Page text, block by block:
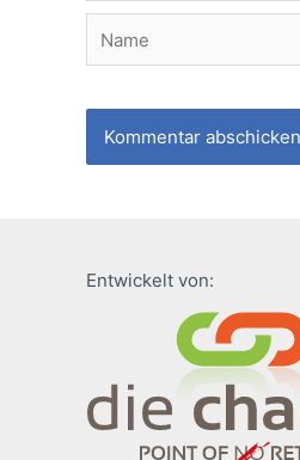
Name
Entwickelt von: